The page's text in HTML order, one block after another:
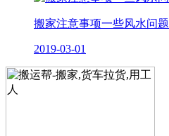
搬家注意事项一些风水问题
2019-03-01